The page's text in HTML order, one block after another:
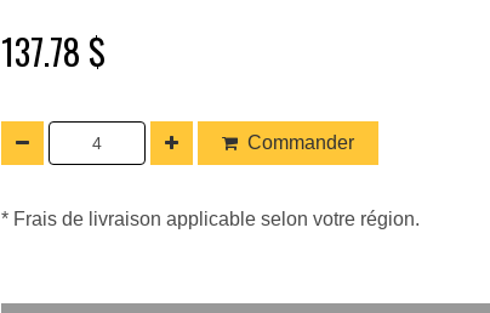
137.78 $
Commander
* Frais de livraison applicable selon votre région.